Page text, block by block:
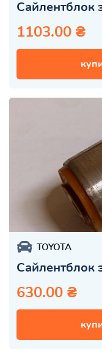
Сайлентблок
1103.00 ₴
TOYOTA
Сайлентблок
630.00 ₴